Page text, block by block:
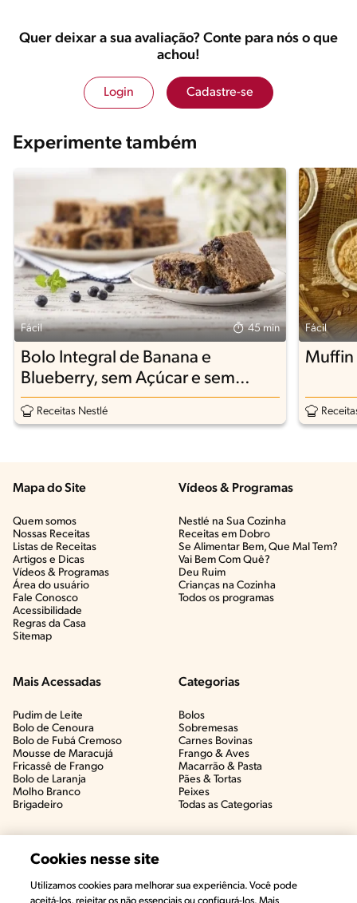
Quer deixar a sua avaliação? Conte para nós o que
achou!
Login Cadastre-se
Experimente também
Fácil 45 min
Bolo Integral de Banana e
Blueberry, sem Açúcar e sem
Lactose
Receitas Nestlé
Fácil
Muffin
Mapa do Site
Quem somos
Nossas Receitas
Listas de Receitas​
Artigos e Dicas​
Vídeos & Programas​
Área do usuário
Fale Conosco
Acessibilidade
Regras da Casa
Sitemap
Vídeos & Programas​
Nestlé na Sua Cozinha
Receitas em Dobro
Se Alimentar Bem, Que Mal Tem?​
Vai Bem Com Quê?​
Deu Ruim​
Crianças na Cozinha​
Todos os programas
Mais Acessadas
Pudim de Leite
Bolo de Cenoura
Bolo de Fubá Cremoso
Mousse de Maracujá
Fricassê de Frango
Bolo de Laranja
Molho Branco
Brigadeiro
Categorias
Bolos
Sobremesas
Carnes Bovinas​
Frango & Aves​
Macarrão & Pasta​
Pães & Tortas​
Peixes
Todas as Categorias
Cookies nesse site
Utilizamos cookies para melhorar sua experiência. Você pode